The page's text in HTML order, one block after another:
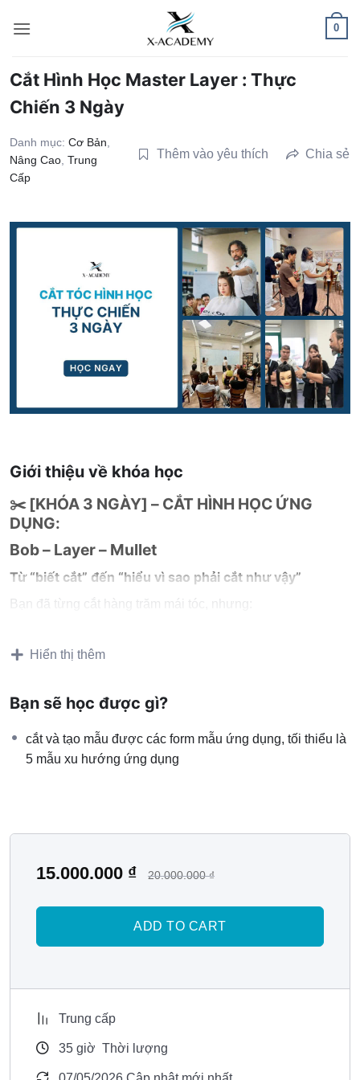
qua
dung
0
Cắt Hình Học Master Layer : Thực
Chiến 3 Ngày
Danh mục: Cơ Bản
Nâng Cao Trung
Cấp
Thêm vào yêu thích Chia sẻ
Giới thiệu về khóa học
✂️ [KHÓA 3 NGÀY] – CẮT HÌNH HỌC ỨNG
DỤNG:
Bob – Layer – Mullet
Từ “biết cắt” đến “hiểu vì sao phải cắt như vậy”
Bạn đã từng cắt hàng trăm mái tóc, nhưng:
chia – độ rơi?
Gặp mẫu khó làloay hoay dựng góc
Cắt xong thì…form tóc không hỏng nhưng cũng chẳng
duy hình học– nền tảng mà những nhà tạo mẫu thực thụ
nền tảng cầm kéo
CẮT TƯ DUY ỨNG DỤNGlà chương trình chuyên sâu 3
Hiểu và ứng dụng hình khối: Vuông – Tròn – Tam Giác
Hiển thị thêm
Bạn sẽ học được gì?
cắt và tạo mẫu được các form mẫu ứng dụng, tối thiểu là
5 mẫu xu hướng ứng dụng
15.000.000 ₫ 20.000.000₫
ADD TO CART
Trung cấp
35 giờ Thời lượng